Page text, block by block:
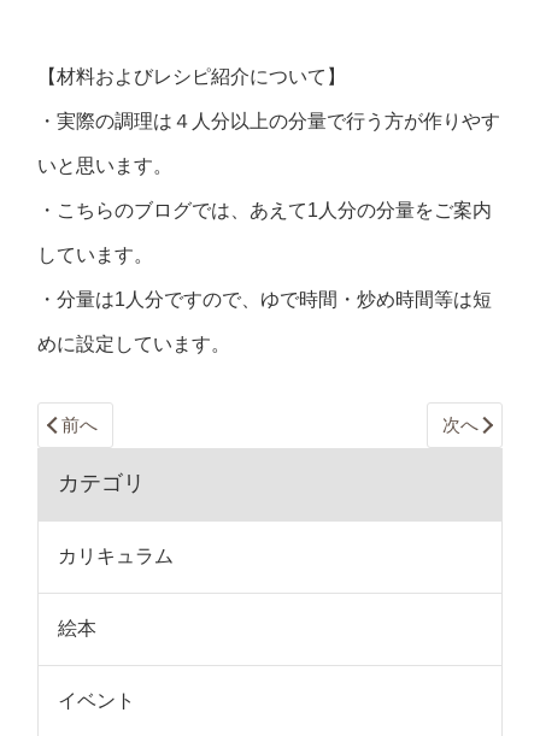
【材料およびレシピ紹介について】
・実際の調理は４人分以上の分量で行う方が作りやす
いと思います。
・こちらのブログでは、あえて1人分の分量をご案内
しています。
・分量は1人分ですので、ゆで時間・炒め時間等は短
めに設定しています。
前へ 次へ
カテゴリ
カリキュラム
絵本
イベント